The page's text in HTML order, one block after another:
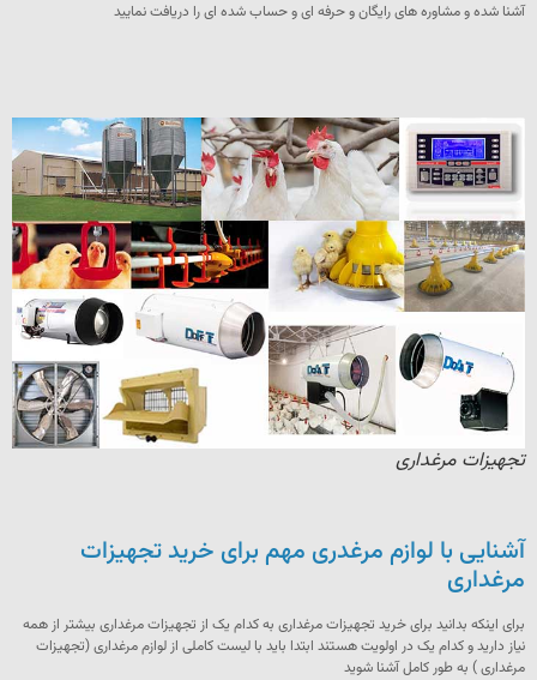
آشنا شده و مشاوره های رایگان و حرفه ای و حساب شده ای را دریافت نمایید
تجهیزات مرغداری
آشنایی با لوازم مرغدری مهم برای خرید تجهیزات
مرغداری
برای اینکه بدانید برای خرید تجهیزات مرغداری به کدام یک از تجهیزات مرغداری بیشتر از همه
نیاز دارید و کدام یک در اولویت هستند ابتدا باید با لیست کاملی از لوازم مرغداری (تجهیزات
مرغداری ) به طور کامل آشنا شوید